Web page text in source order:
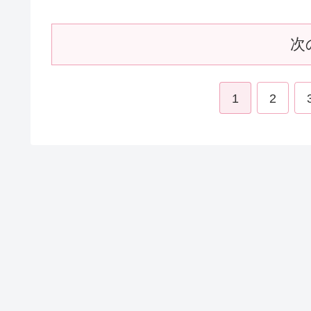
次
1 2